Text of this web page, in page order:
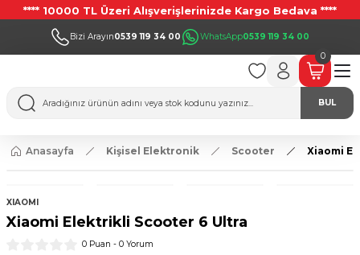
**** 10000 TL Üzeri Alışverişlerinizde Kargo Bedava ****
Bizi Arayın0539 119 34 00 WhatsApp0539 119 34 00
BUL
0
Anasayfa Kişisel Elektronik Scooter Xiaomi
XIAOMI
Xiaomi Elektrikli Scooter 6 Ultra
0 Puan - 0 Yorum